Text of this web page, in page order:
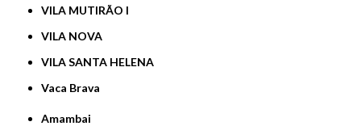
VILA MUTIRÃO I
VILA NOVA
VILA SANTA HELENA
Vaca Brava
Amambai